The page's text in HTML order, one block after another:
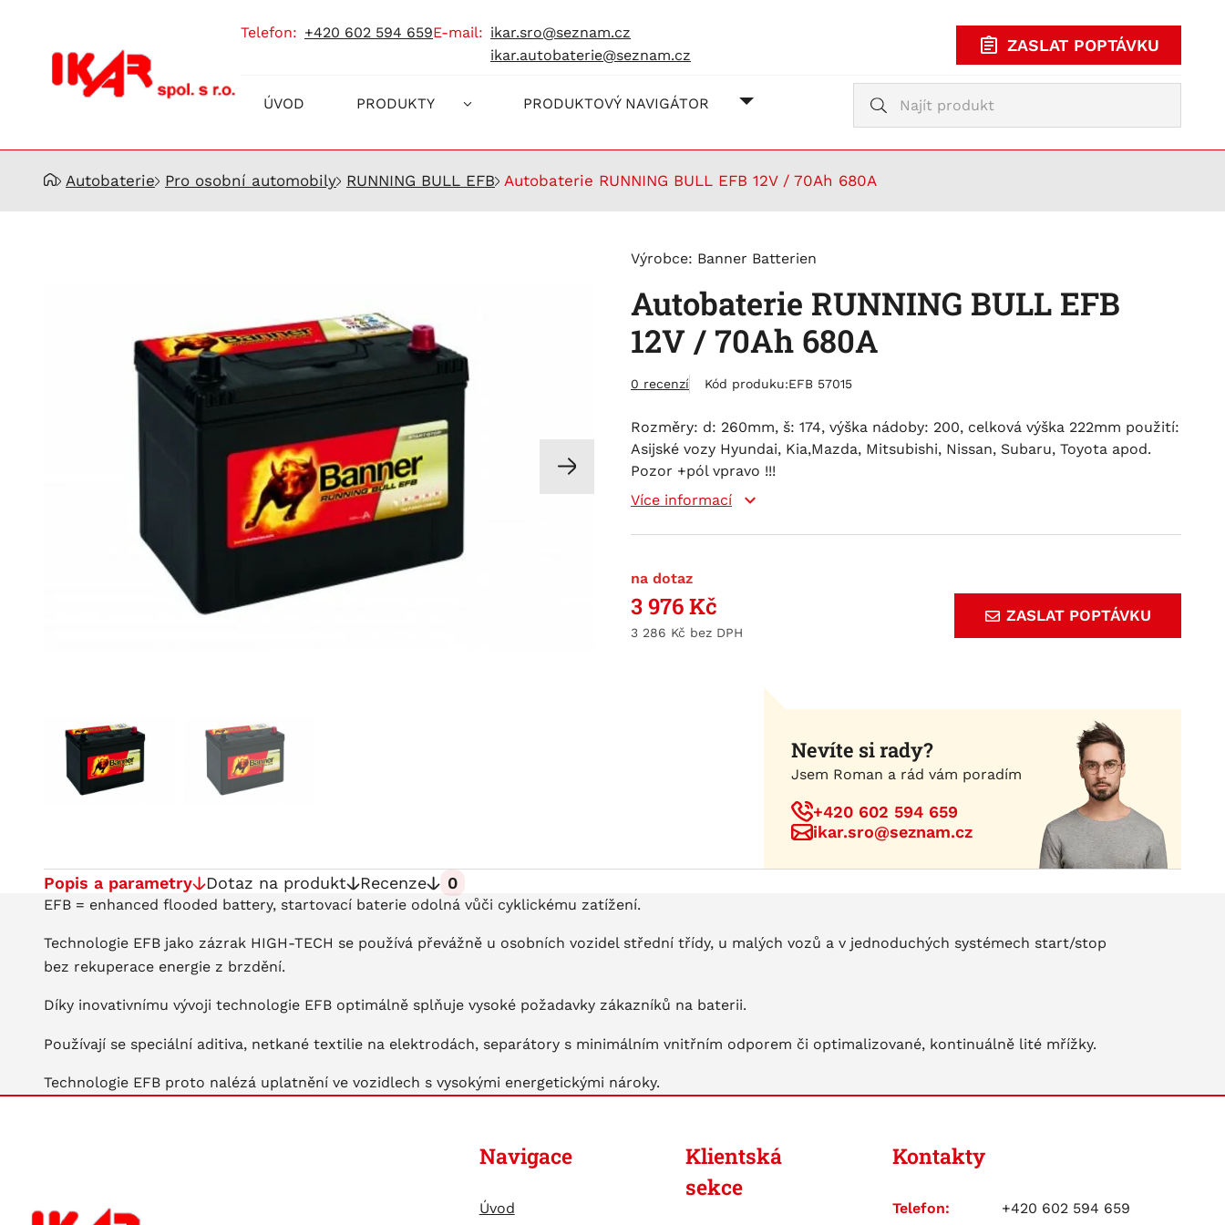
Prodej
akumulátorů
telefon: +420 602 594 659 e-mail: ikar.sro@seznam.cz
ikar.autobaterie@seznam.cz
ZASLAT POPTÁVKU
ÚVOD PRODUKTY PRODUKTOVÝ NAVIGÁTOR JAK NAKUPOVATVyhledávání
Autobaterie Pro osobní automobily RUNNING BULL EFB Autobaterie RUNNING BULL EFB 12V / 70Ah 680A
Výrobce: Banner Batterien
Autobaterie RUNNING BULL EFB
12V / 70Ah 680A
0 recenzí Kód produku:EFB 57015
Rozměry: d: 260mm, š: 174, výška nádoby: 200, celková výška 222mm použití:
Asijské vozy Hyundai, Kia,Mazda, Mitsubishi, Nissan, Subaru, Toyota apod.
Pozor +pól vpravo !!!
Více informací
na dotaz
3 976Kč
3 286 Kč
ZASLAT POPTÁVKU
Nevíte si rady?
Jsem Roman a rád vám poradím
+420 602 594 659
ikar.sro@seznam.cz
Popis a parametry Dotaz na produkt Recenze 0
EFB = enhanced flooded battery, startovací baterie odolná vůči cyklickému zatížení.
Technologie EFB jako zázrak HIGH-TECH se používá převážně u osobních vozidel střední třídy, u malých vozů a v jednoduchých systémech start/stop
bez rekuperace energie z brzdění.
Díky inovativnímu vývoji technologie EFB optimálně splňuje vysoké požadavky zákazníků na baterii.
Používají se speciální aditiva, netkané textilie na elektrodách, separátory s minimálním vnitřním odporem či optimalizované, kontinuálně lité mřížky.
Technologie EFB proto nalézá uplatnění ve vozidlech s vysokými energetickými nároky.
Navigace
Úvod
Klientská
sekce
Kontakty
Telefon:
+420 602 594 659